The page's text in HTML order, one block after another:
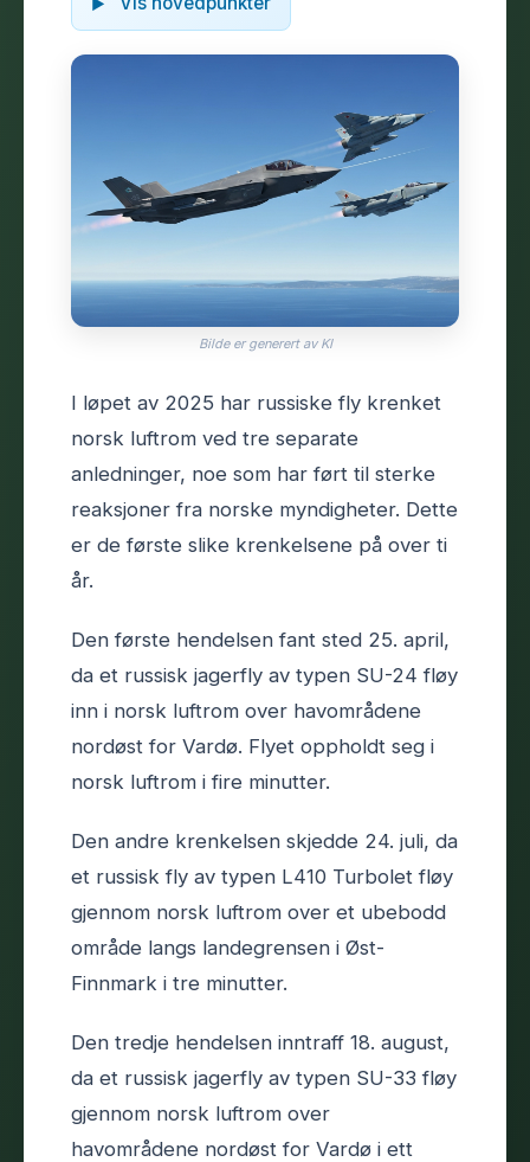
Bilde er generert av KI
I løpet av 2025 har russiske fly krenket
norsk luftrom ved tre separate
anledninger, noe som har ført til sterke
reaksjoner fra norske myndigheter. Dette
er de første slike krenkelsene på over ti
år.
Den første hendelsen fant sted 25. april,
da et russisk jagerfly av typen SU-24 fløy
inn i norsk luftrom over havområdene
nordøst for Vardø. Flyet oppholdt seg i
norsk luftrom i fire minutter.
Den andre krenkelsen skjedde 24. juli, da
et russisk fly av typen L410 Turbolet fløy
gjennom norsk luftrom over et ubebodd
område langs landegrensen i Øst-
Finnmark i tre minutter.
Den tredje hendelsen inntraff 18. august,
da et russisk jagerfly av typen SU-33 fløy
gjennom norsk luftrom over
havområdene nordøst for Vardø i ett